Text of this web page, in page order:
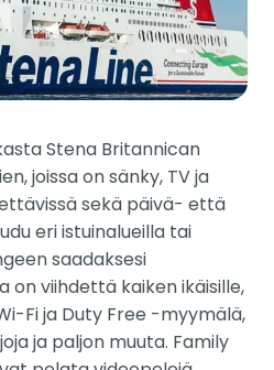
Stena Britannican
joissa on sänky, TV ja
sekä päivä- että
eri istuinalueilla tai
saadaksesi
on viihdettä kaiken ikäisille,
Fi ja Duty Free -myymälä,
ja paljon muuta. Family